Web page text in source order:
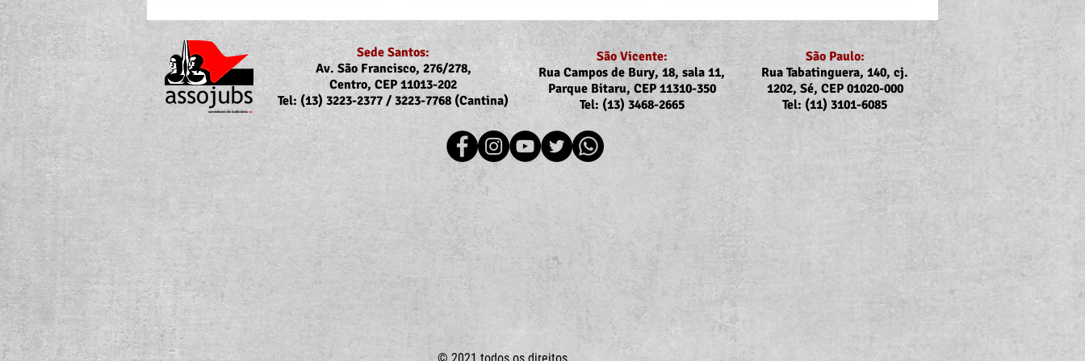
Portaria Nº 10.855/2026
sobre a atualização da
concessão do auxílio-saúde
para servidores/as ativos/as e
inativos/as
Recomposição do auxílio-
saúde: Implementação dos
novos valores entra na folha
de julho (pagamento em
agosto)
Comunicado Assojubs:
Reajuste Unimed Odonto em
agosto (2026)
Sede Santos:
Av. São Francisco, 276/278,
Centro, CEP 11013-202
Tel: (13) 3223-2377 / 3223-7768 (Cantina)
São Vicente:
Rua Campos de Bury, 18, sala 11,
Parque Bitaru, CEP 11310-350
Tel: (13) 3468-2665
São Paulo:
Rua Tabatinguera, 140, cj.
1202, Sé, CEP 01020-000
Tel: (11) 3101-6085